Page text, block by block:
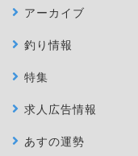
アーカイブ
釣り情報
特集
求人広告情報
あすの運勢